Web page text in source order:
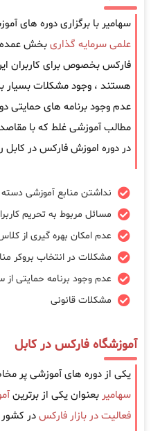
سهامیر با برگزاری دوره های
علمی سرمایه گذاریبخش عمده
فارکس بخصوص برای کاربران
هستند ، وجود مشکلات بسیار
عدم وجود برنامه های حمایتی
مطالب آموزشی غلط که با
در دوره اموزش فارکس در کابل
نداشتن منابع آموزشی
مسائل مربوط به تحریم
عدم امکان بهره گیری از
مشکلات در انتخاب بروکر
عدم وجود برنامه حمایتی
مشکلات قانونی
آموزشگاه فارکس در کابل
یکی از دوره های آموزشی پر
سهامیر بعنوان یکی از برترین
فعالیت در بازار فارکسدر کشور